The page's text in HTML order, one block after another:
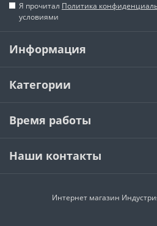
Я прочитал Политика
условиями
Информация
Категории
Время работы
Наши контакты
Интернет магазин